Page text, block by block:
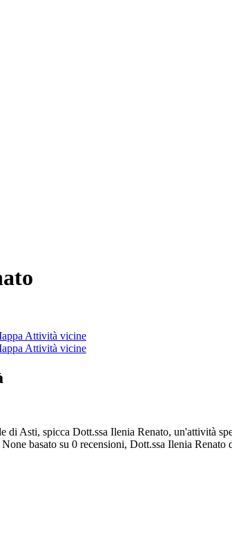
Attività vicine
Attività vicine
di Asti, spicca Dott.ssa Ilenia Renato, un'attività
basato su 0 recensioni, Dott.ssa Ilenia